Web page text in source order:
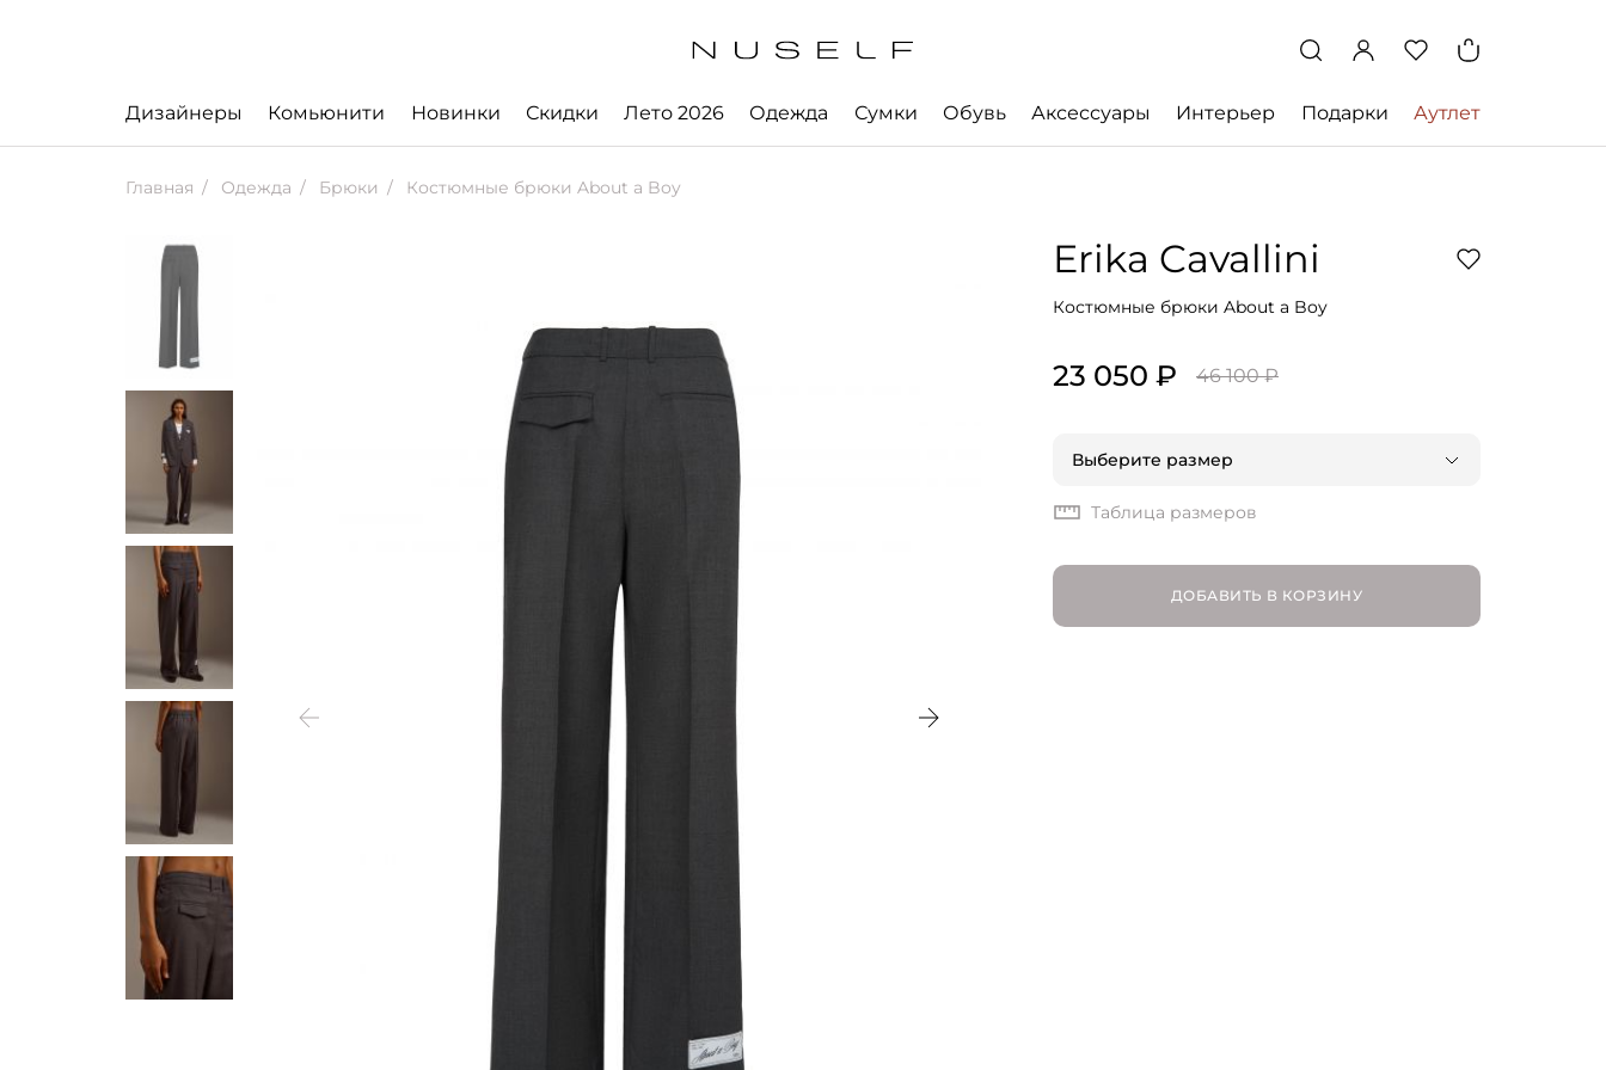
Дизайнеры Комьюнити Новинки Скидки Лето 2026 Одежда Сумки Обувь Аксессуары Интерьер Подарки Аутлет
Главная Одежда Брюки Костюмные брюки About a Boy
Erika Cavallini
Костюмные брюки About a Boy
23 050 ₽ 46 100 ₽
Выберите размер
IT 40 | RU 44
IT 42 | RU 46
Таблица размеров
ДОБАВИТЬ В КОРЗИНУ